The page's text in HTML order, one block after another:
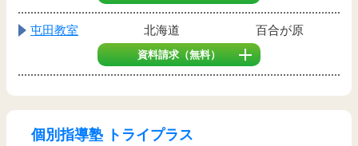
屯田教室 北海道 百合が原
資料請求（無料）
個別指導塾 トライプラス